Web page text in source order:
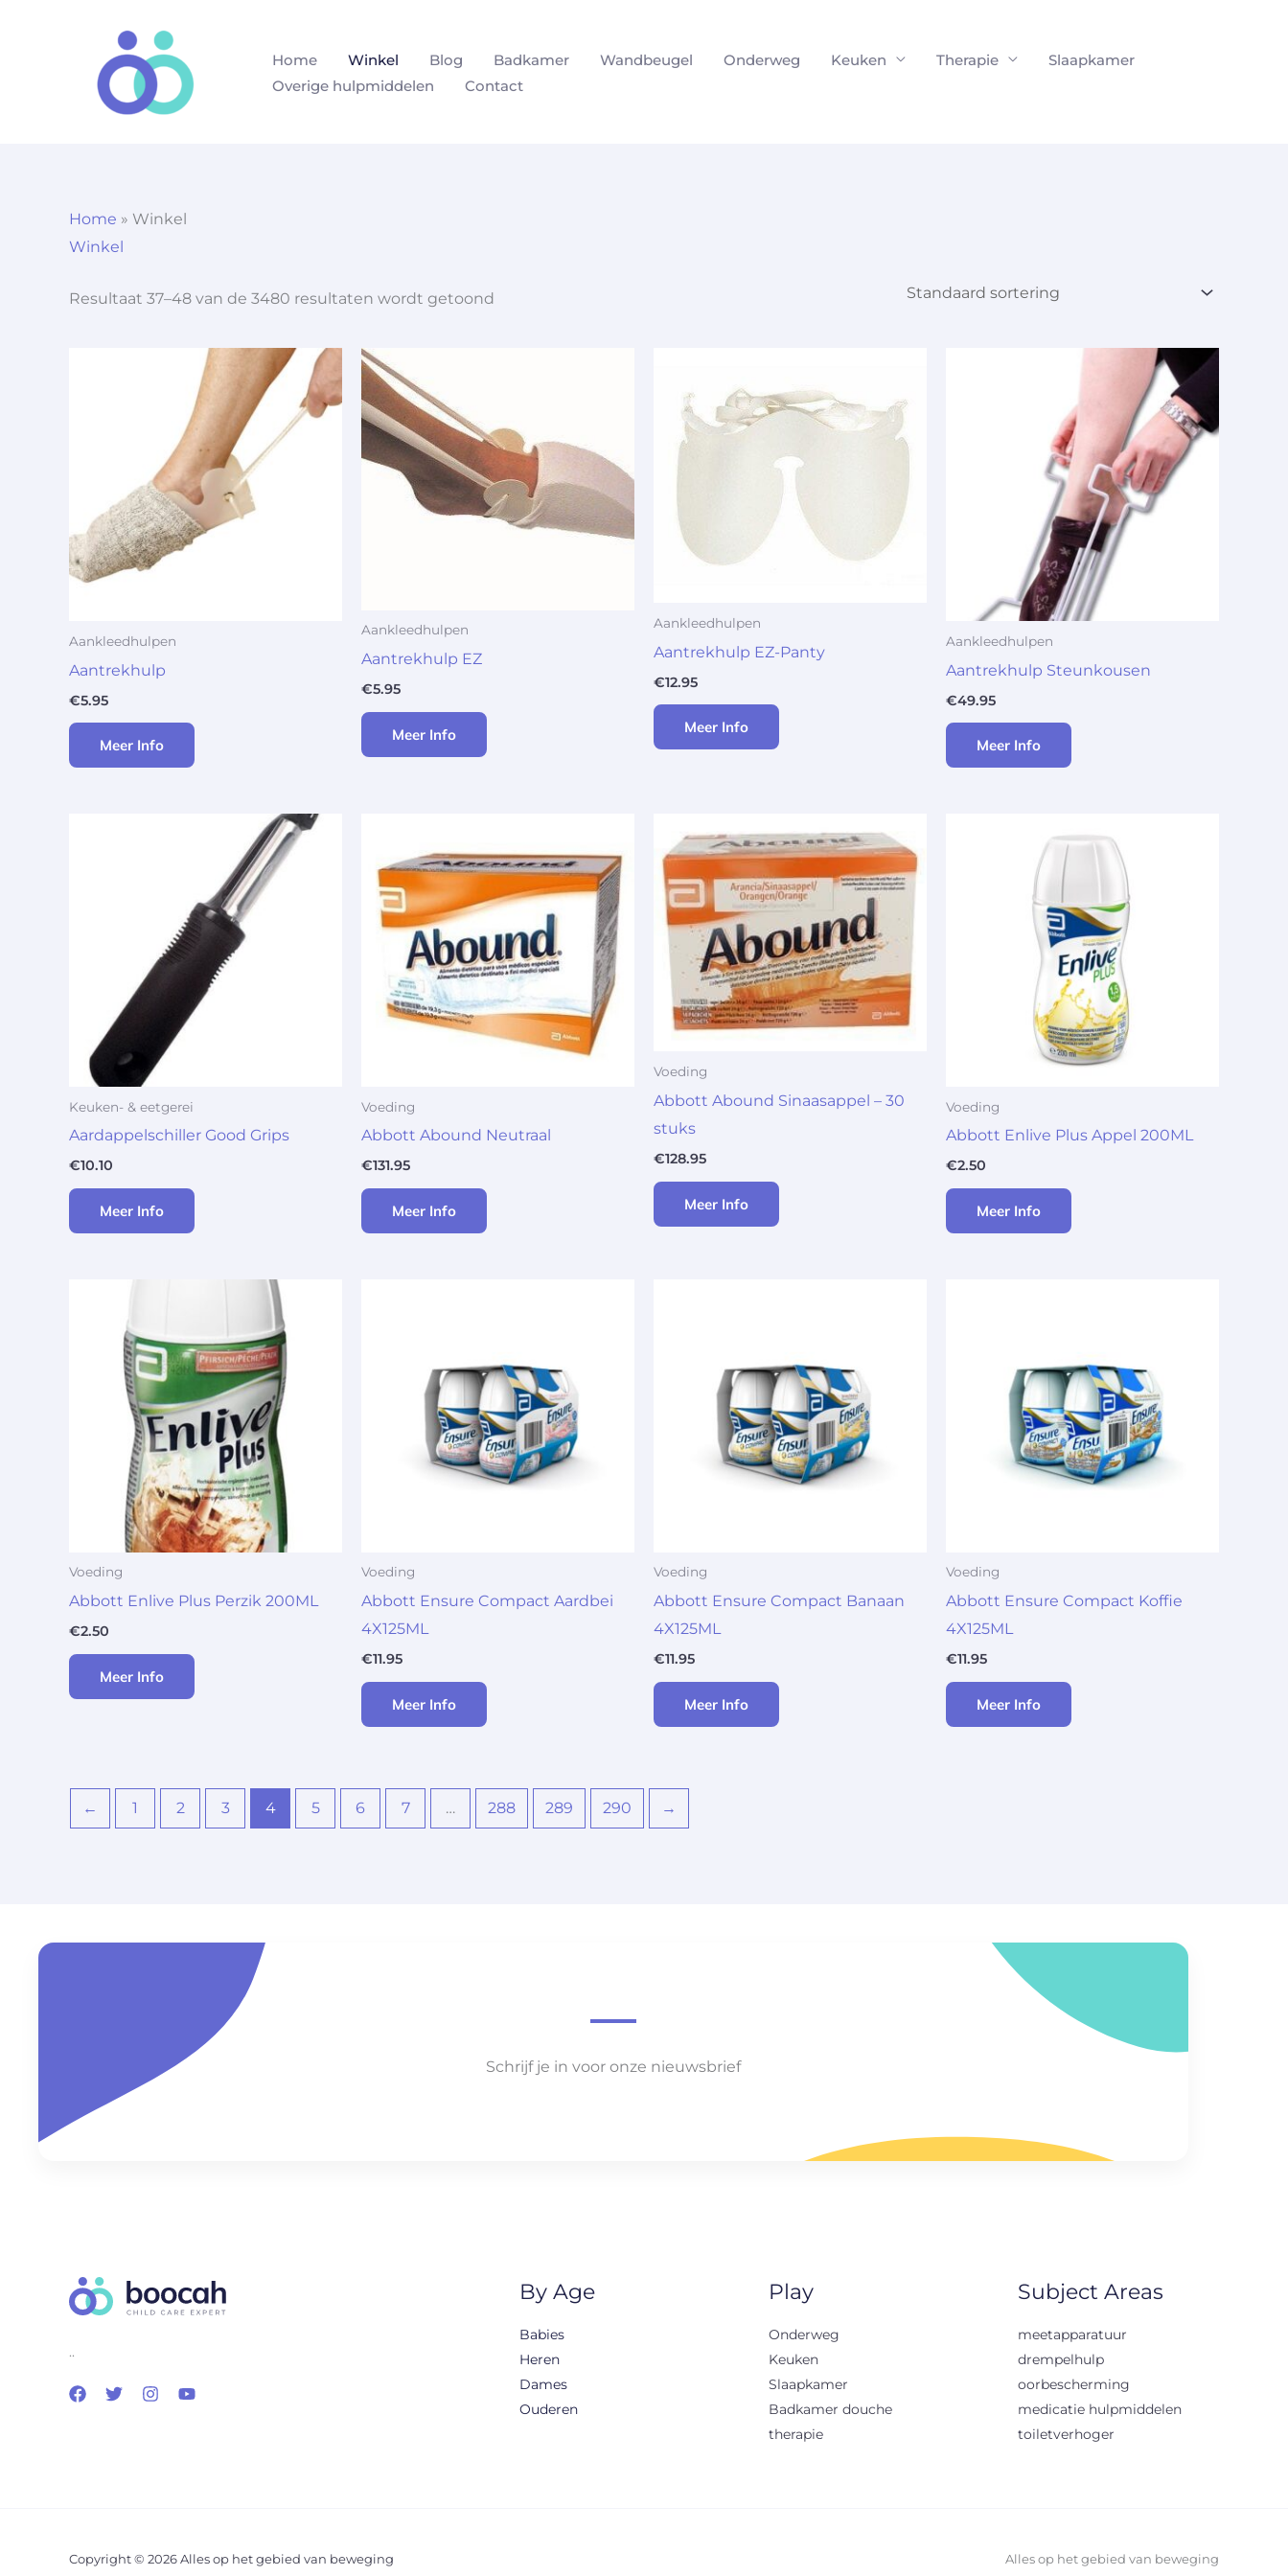
Home Winkel Blog Badkamer Wandbeugel Onderweg Keuken Therapie
Slaapkamer
Overige hulpmiddelen
Contact
Home » Winkel
Winkel
Resultaat 37–48 van de 3480 resultaten wordt getoond
Aankleedhulpen
Aantrekhulp
€5.95
Meer Info
Aankleedhulpen
Aantrekhulp EZ
€5.95
Meer Info
Aankleedhulpen
Aantrekhulp EZ-Panty
€12.95
Meer Info
Aankleedhulpen
Aantrekhulp Steunkousen
€49.95
Meer Info
Keuken- & eetgerei
Aardappelschiller Good Grips
€10.10
Meer Info
Voeding
Abbott Abound Neutraal
€131.95
Meer Info
Voeding
Abbott Abound Sinaasappel – 30
stuks
€128.95
Meer Info
Voeding
Abbott Enlive Plus Appel 200ML
€2.50
Meer Info
Voeding
Abbott Enlive Plus Perzik 200ML
€2.50
Meer Info
Voeding
Abbott Ensure Compact Aardbei
4X125ML
€11.95
Meer Info
Voeding
Abbott Ensure Compact Banaan
4X125ML
€11.95
Meer Info
Voeding
Abbott Ensure Compact Koffie
4X125ML
€11.95
Meer Info
← 1 2 3 4 5 6 7 … 288 289 290 →
Schrijf je in voor onze nieuwsbrief
..
By Age
Babies
Heren
Dames
Ouderen
Play
Onderweg
Keuken
Slaapkamer
Badkamer douche
therapie
Subject Areas
meetapparatuur
drempelhulp
oorbescherming
medicatie hulpmiddelen
toiletverhoger
Copyright © 2026 Alles op het gebied van beweging Alles op het gebied van beweging